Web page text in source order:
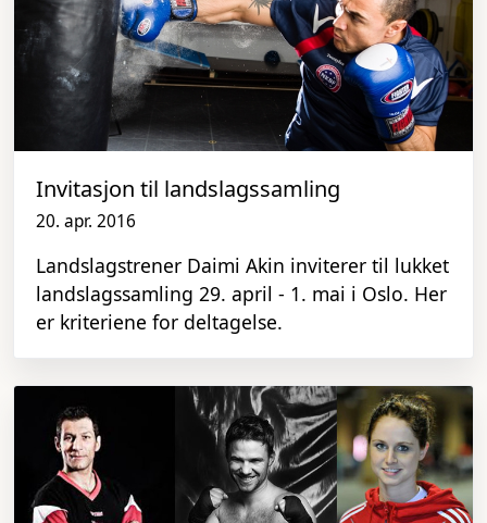
Invitasjon til landslagssamling
20. apr. 2016
Landslagstrener Daimi Akin inviterer til lukket
landslagssamling 29. april - 1. mai i Oslo. Her
er kriteriene for deltagelse.